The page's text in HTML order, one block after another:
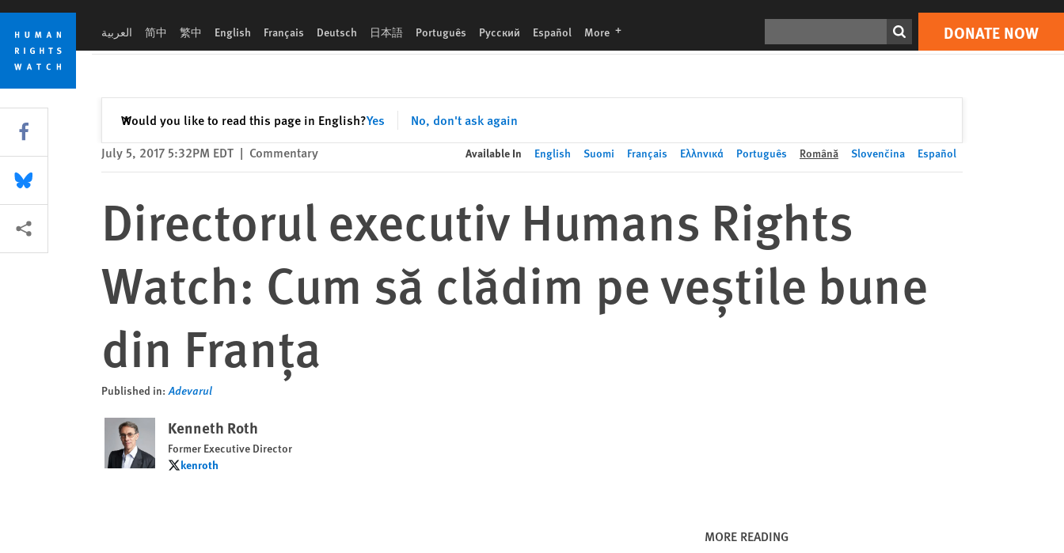
Skip
cookie
privacy
notice
Skip
main
content
العربية 简中 繁中 English Français Deutsch 日本語 Português Русский Español More languages DONATE NOW
Would you like to read this page in English?Yes No, don't ask again
✕Close
Print DONATE NOW
July 5, 2017 5:32PM EDT | Commentary Available In English Suomi Français Ελληνικά Português Română Slovenčina Español
Directorul executiv Humans Rights
Watch: Cum să clădim pe veştile bune
din Franţa
Published in: Adevarul
Kenneth Roth
Former Executive Director
kenroth
kenroth
MORE READING
Share this via Facebook
Share this via Bluesky
More sharing options